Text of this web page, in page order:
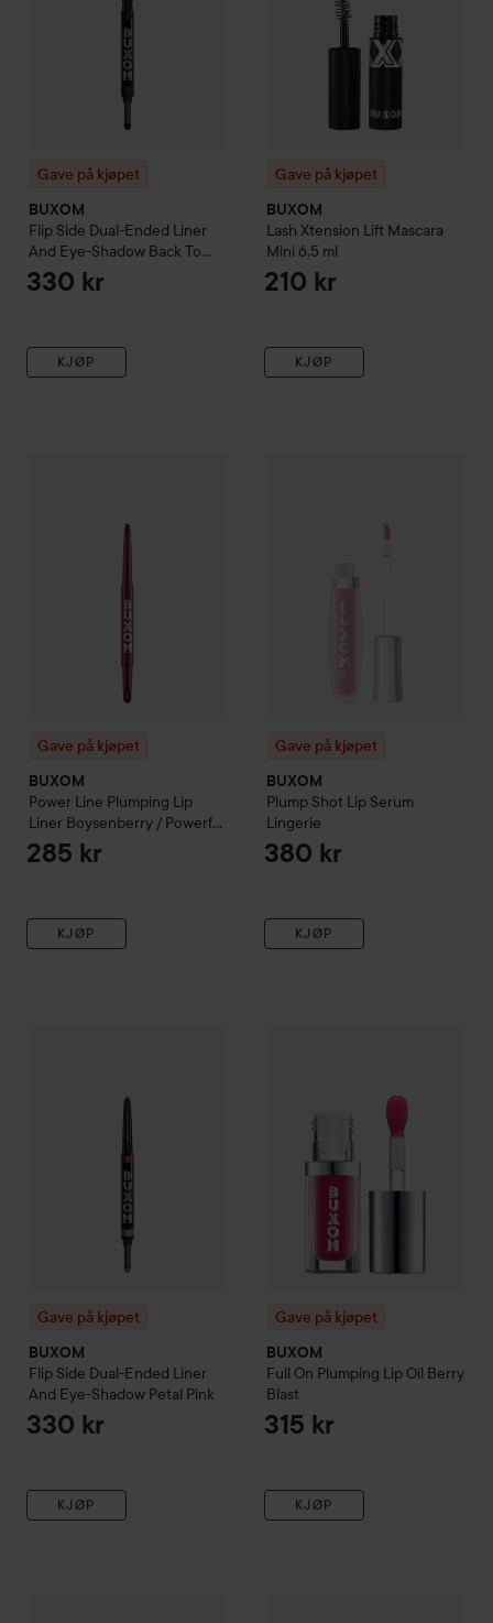
Gave på kjøpet
BUXOM
Flip Side Dual-Ended Liner
And Eye-Shadow Back To
Black
330 kr
KJØP
Gave på kjøpet
BUXOM
Lash Xtension Lift Mascara
Mini 6,5 ml
210 kr
KJØP
Gave på kjøpet
BUXOM
Power Line Plumping Lip
Liner Boysenberry / Powerful
Plum
285 kr
KJØP
Gave på kjøpet
BUXOM
Plump Shot Lip Serum
Lingerie
380 kr
KJØP
Gave på kjøpet
BUXOM
Flip Side Dual-Ended Liner
And Eye-Shadow Petal Pink
330 kr
KJØP
Gave på kjøpet
BUXOM
Full On Plumping Lip Oil Berry
Blast
315 kr
KJØP